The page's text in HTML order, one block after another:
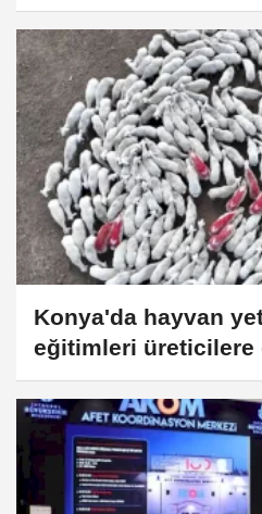
Konya'da hayvan
eğitimleri üreticilere